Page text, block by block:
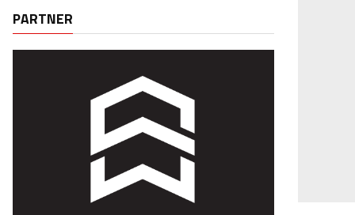
PARTNER